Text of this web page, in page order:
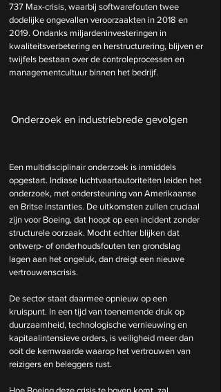
737 Max-crisis, waarbij softwarefouten twee
dodelijke ongevallen veroorzaakten in 2018 en
2019. Ondanks miljardeninvesteringen in
kwaliteitsverbetering en herstructurering, blijven er
twijfels bestaan over de controleprocessen en
managementcultuur binnen het bedrijf.
Onderzoek en industriebrede gevolgen
Een multidisciplinair onderzoek is inmiddels
opgestart. Indiase luchtvaartautoriteiten leiden het
onderzoek, met ondersteuning van Amerikaanse
en Britse instanties. De uitkomsten zullen cruciaal
zijn voor Boeing, dat hoopt op een incident zonder
structurele oorzaak. Mocht echter blijken dat
ontwerp- of onderhoudsfouten ten grondslag
lagen aan het ongeluk, dan dreigt een nieuwe
vertrouwenscrisis.
De sector staat daarmee opnieuw op een
kruispunt. In een tijd van toenemende druk op
duurzaamheid, technologische vernieuwing en
kapitaalintensieve orders, is veiligheid meer dan
ooit de kernwaarde waarop het vertrouwen van
reizigers en beleggers rust.